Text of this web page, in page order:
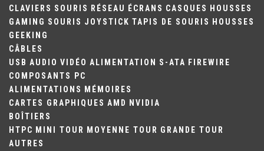
CLAVIERS SOURIS RÉSEAU ÉCRANS CASQUES
HOUSSES
GAMING SOURIS JOYSTICK TAPIS DE SOURIS
HOUSSES
GEEKING
CÂBLES
USB AUDIO VIDÉO ALIMENTATION S-ATA FIREWIRE
COMPOSANTS PC
ALIMENTATIONS
MÉMOIRES
CARTES GRAPHIQUES AMD
NVIDIA
BOÎTIERS
HTPC MINI TOUR MOYENNE TOUR GRANDE TOUR
AUTRES